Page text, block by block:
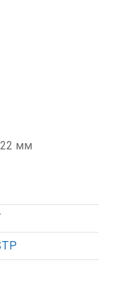
мм